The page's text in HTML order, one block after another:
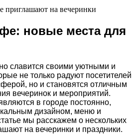
новые места для
славится своими уютными и
не только радуют посетителей
но и становятся отличным
вечеринок и мероприятий.
в городе постоянно,
дизайном, меню и
мы расскажем о нескольких
на вечеринки и праздники.